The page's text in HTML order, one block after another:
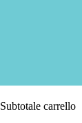
Subtotale carrello